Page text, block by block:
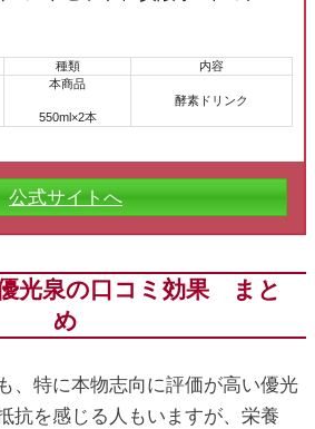
種類 内容
本商品
550ml×2本
酵素ドリンク
公式サイトへ
光泉の口コミ効果 まと
め
、特に本物志向に評価が高い優光
抗を感じる人もいますが、栄養